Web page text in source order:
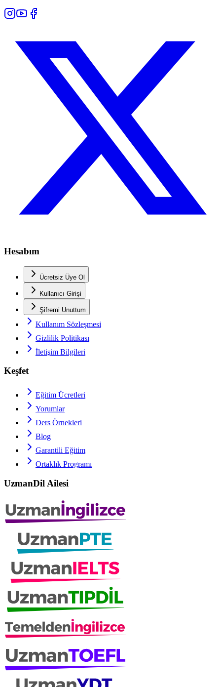
Hesabım
Ücretsiz Üye Ol
Kullanıcı Girişi
Şifremi Unuttum
Kullanım Sözleşmesi
Gizlilik Politikası
İletişim Bilgileri
Keşfet
Eğitim Ücretleri
Yorumlar
Ders Örnekleri
Blog
Garantili Eğitim
Ortaklık Programı
UzmanDil Ailesi